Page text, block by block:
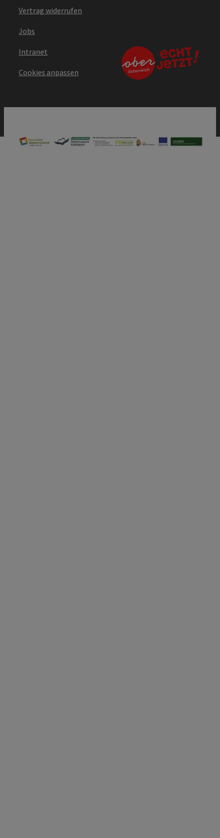
Vertrag widerrufen
Jobs
Intranet
Cookies anpassen